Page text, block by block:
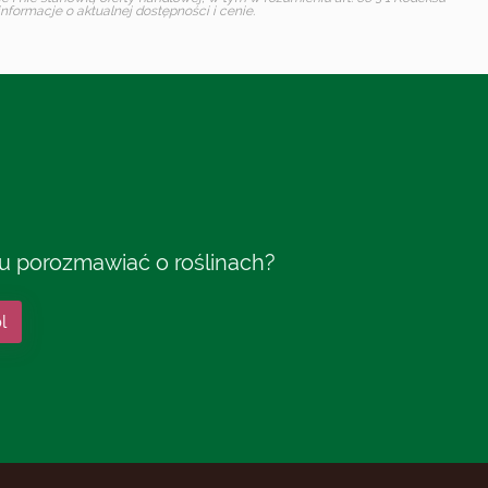
o aktualnej dostępności i cenie.
porozmawiać o roślinach?